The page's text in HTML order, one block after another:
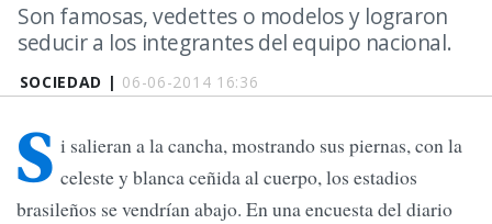
SOCIEDAD | 06-06-2014 16:36
Son famosas, vedettes o modelos y lograron
seducir a los integrantes del equipo nacional.
S i salieran a la cancha, mostrando sus piernas, con la
celeste y blanca ceñida al cuerpo, los estadios
brasileños se vendrían abajo. En una encuesta del diario